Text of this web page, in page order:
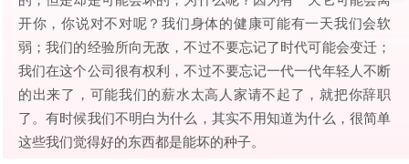
开你，你说对不对呢？我们身体的健康可能有一天我们会软
弱；我们的经验所向无敌，不过不要忘记了时代可能会变迁；
我们在这个公司很有权利，不过不要忘记一代一代年轻人不断
的出来了，可能我们的薪水太高人家请不起了，就把你辞职
了。有时候我们不明白为什么，其实不用知道为什么，很简单
这些我们觉得好的东西都是能坏的种子。